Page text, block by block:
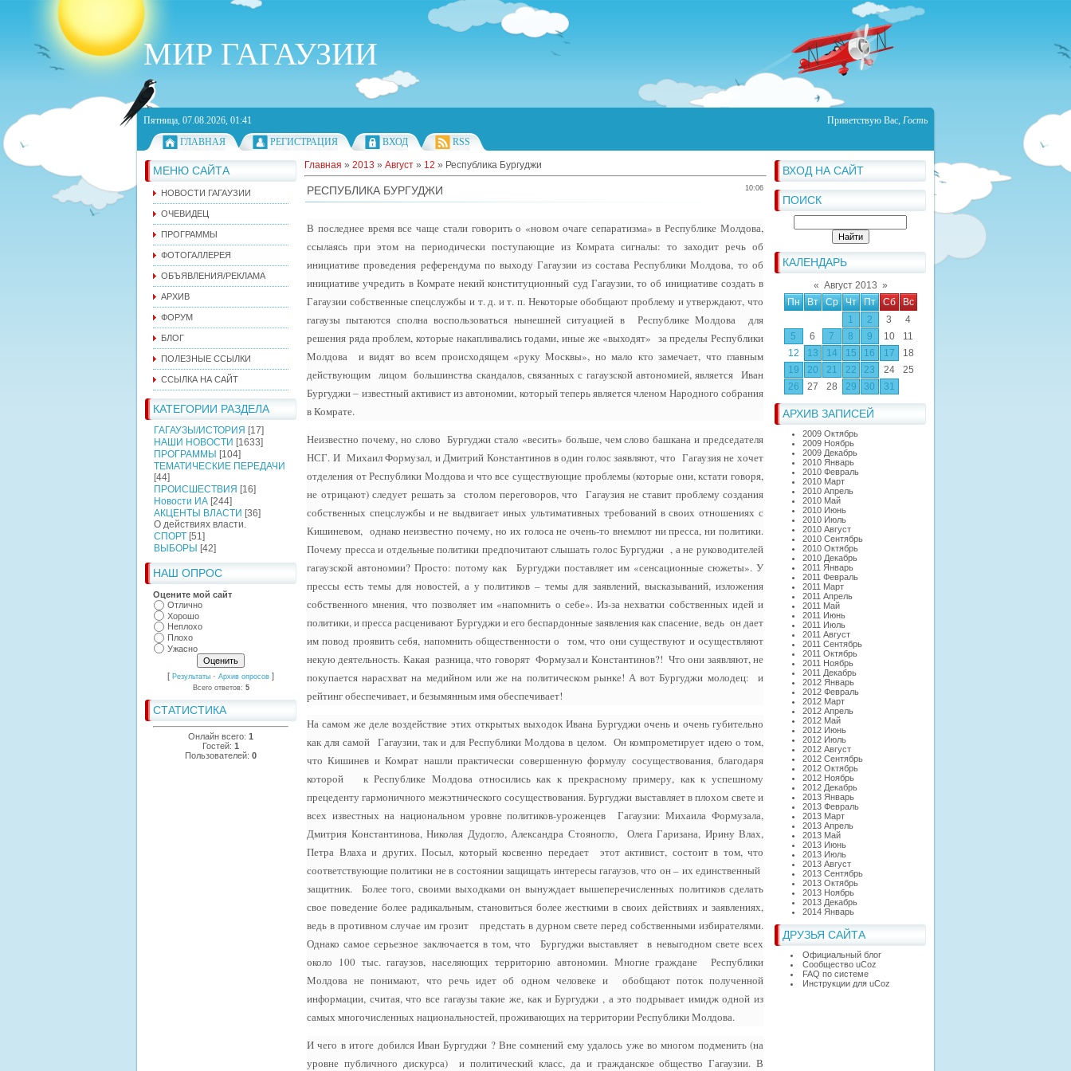
МИР ГАГАУЗИИ
Пятница, 07.08.2026, 01:41 Приветствую Вас, Гость
ГЛАВНАЯ
РЕГИСТРАЦИЯ ВХОД RSS
МЕНЮ САЙТА
НОВОСТИ ГАГАУЗИИ
ОЧЕВИДЕЦ
ПРОГРАММЫ
ФОТОГАЛЛЕРЕЯ
ОБЪЯВЛЕНИЯ/РЕКЛАМА
АРХИВ
ФОРУМ
БЛОГ
ПОЛЕЗНЫЕ ССЫЛКИ
ССЫЛКА НА САЙТ
КАТЕГОРИИ РАЗДЕЛА
ГАГАУЗЫ/ИСТОРИЯ [17]
НАШИ НОВОСТИ [1633]
ПРОГРАММЫ [104]
ТЕМАТИЧЕСКИЕ ПЕРЕДАЧИ
[44]
ПРОИСШЕСТВИЯ [16]
Новости ИА [244]
АКЦЕНТЫ ВЛАСТИ [36]
О действиях власти.
СПОРТ [51]
ВЫБОРЫ [42]
НАШ ОПРОС
Оцените мой сайт
Отлично
Хорошо
Неплохо
Плохо
Ужасно
[ Результаты · Архив опросов ]
Всего ответов: 5
СТАТИСТИКА
Онлайн всего: 1
Гостей: 1
Пользователей: 0
ВХОД НА САЙТ
ПОИСК
КАЛЕНДАРЬ
« Август 2013 »
Пн
Вт Ср Чт Пт Сб
Вс
1
2 3
4
5
6 7 8 9 10
11
12
13 14 15 16 17
18
19
20 21 22 23 24
25
26
27 28 29 30 31
АРХИВ ЗАПИСЕЙ
2009 Октябрь
2009 Ноябрь
2009 Декабрь
2010 Январь
2010 Февраль
2010 Март
2010 Апрель
2010 Май
2010 Июнь
2010 Июль
2010 Август
2010 Сентябрь
2010 Октябрь
2010 Декабрь
2011 Январь
2011 Февраль
2011 Март
2011 Апрель
2011 Май
2011 Июнь
2011 Июль
2011 Август
2011 Сентябрь
2011 Октябрь
2011 Ноябрь
2011 Декабрь
2012 Январь
2012 Февраль
2012 Март
2012 Апрель
2012 Май
2012 Июнь
2012 Июль
2012 Август
2012 Сентябрь
2012 Октябрь
2012 Ноябрь
2012 Декабрь
2013 Январь
2013 Февраль
2013 Март
2013 Апрель
2013 Май
2013 Июнь
2013 Июль
2013 Август
2013 Сентябрь
2013 Октябрь
2013 Ноябрь
2013 Декабрь
2014 Январь
ДРУЗЬЯ САЙТА
Официальный блог
Сообщество uCoz
FAQ по системе
Инструкции для uCoz
Главная » 2013 » Август » 12 » Республика Бургуджи
10:06
РЕСПУБЛИКА БУРГУДЖИ
В последнее время все чаще стали говорить о «новом очаге сепаратизма» в Республике Молдова,
ссылаясь при этом на периодически поступающие из Комрата сигналы: то заходит речь об
инициативе проведения референдума по выходу Гагаузии из состава Республики Молдова, то об
инициативе учредить в Комрате некий конституционный суд Гагаузии, то об инициативе создать в
Гагаузии собственные спецслужбы и т. д. и т. п. Некоторые обобщают проблему и утверждают, что
гагаузы пытаются сполна воспользоваться нынешней ситуацией в Республике Молдова для
решения ряда проблем, которые накапливались годами, иные же «выходят» за пределы Республики
Молдова и видят во всем происходящем «руку Москвы», но мало кто замечает, что главным
действующим лицом большинства скандалов, связанных с гагаузской автономией, является Иван
Бургуджи – известный активист из автономии, который теперь является членом Народного собрания
в Комрате.
Неизвестно почему, но слово Бургуджи стало «весить» больше, чем слово башкана и председателя
НСГ. И Михаил Формузал, и Дмитрий Константинов в один голос заявляют, что Гагаузия не хочет
отделения от Республики Молдова и что все существующие проблемы (которые они, кстати говоря,
не отрицают) следует решать за столом переговоров, что Гагаузия не ставит проблему создания
собственных спецслужбы и не выдвигает иных ультимативных требований в своих отношениях с
Кишиневом, однако неизвестно почему, но их голоса не очень-то внемлют ни пресса, ни политики.
Почему пресса и отдельные политики предпочитают слышать голос Бургуджи , а не руководителей
гагаузской автономии? Просто: потому как Бургуджи поставляет им «сенсационные сюжеты». У
прессы есть темы для новостей, а у политиков – темы для заявлений, высказываний, изложения
собственного мнения, что позволяет им «напомнить о себе». Из-за нехватки собственных идей и
политики, и пресса расценивают Бургуджи и его беспардонные заявления как спасение, ведь он дает
им повод проявить себя, напомнить общественности о том, что они существуют и осуществляют
некую деятельность. Какая разница, что говорят Формузал и Константинов?! Что они заявляют, не
покупается нарасхват на медийном или же на политическом рынке! А вот Бургуджи молодец: и
рейтинг обеспечивает, и безымянным имя обеспечивает!
На самом же деле воздействие этих открытых выходок Ивана Бургуджи очень и очень губительно
как для самой Гагаузии, так и для Республики Молдова в целом. Он компрометирует идею о том,
что Кишинев и Комрат нашли практически совершенную формулу сосуществования, благодаря
которой к Республике Молдова относились как к прекрасному примеру, как к успешному
прецеденту гармоничного межэтнического сосуществования. Бургуджи выставляет в плохом свете и
всех известных на национальном уровне политиков-уроженцев Гагаузии: Михаила Формузала,
Дмитрия Константинова, Николая Дудогло, Александра Стояногло, Олега Гаризана, Ирину Влах,
Петра Влаха и других. Посыл, который косвенно передает этот активист, состоит в том, что
соответствующие политики не в состоянии защищать интересы гагаузов, что он – их единственный
защитник. Более того, своими выходками он вынуждает вышеперечисленных политиков сделать
свое поведение более радикальным, становиться более жесткими в своих действиях и заявлениях,
ведь в противном случае им грозит предстать в дурном свете перед собственными избирателями.
Однако самое серьезное заключается в том, что Бургуджи выставляет в невыгодном свете всех
около 100 тыс. гагаузов, населяющих территорию автономии. Многие граждане Республики
Молдова не понимают, что речь идет об одном человеке и обобщают поток полученной
информации, считая, что все гагаузы такие же, как и Бургуджи , а это подрывает имидж одной из
самых многочисленных национальностей, проживающих на территории Республики Молдова.
И чего в итоге добился Иван Бургуджи ? Вне сомнений ему удалось уже во многом подменить (на
уровне публичного дискурса) и политический класс, да и гражданское общество Гагаузии. В